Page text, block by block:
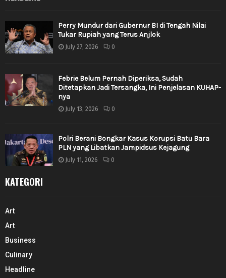
Perry Mundur dari Gubernur BI di Tengah Nilai
Tukar Rupiah yang Terus Anjlok
July 27, 2026 0
Febrie Belum Pernah Diperiksa, Sudah
Ditetapkan Jadi Tersangka, Ini Penjelasan KUHAP-
nya
July 13, 2026 0
Polri Berani Bongkar Kasus Korupsi Batu Bara
PLN yang Libatkan Jampidsus Kejagung
July 11, 2026 0
KATEGORI
Art
Art
Business
Culinary
Headline